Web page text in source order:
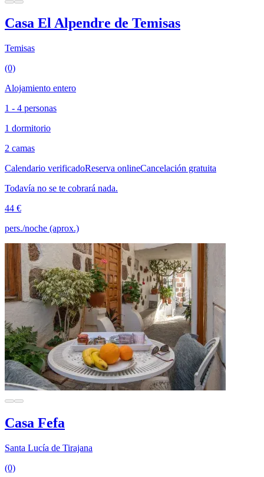
Casa El Alpendre de Temisas
Temisas
(0)
Alojamiento entero
1 - 4 personas
1 dormitorio
2 camas
Calendario verificadoReserva onlineCancelación gratuita
Todavía no se te cobrará nada.
44 €
pers./noche (aprox.)
Casa Fefa
Santa Lucía de Tirajana
(0)